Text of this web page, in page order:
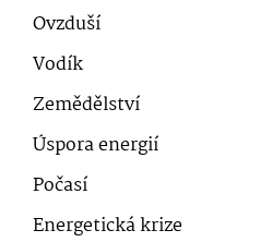
Ovzduší
Vodík
Zemědělství
Úspora energií
Počasí
Energetická krize